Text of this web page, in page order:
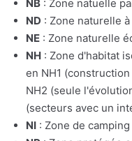
NB : Zone natuelle
ND : Zone naturelle
NE : Zone naturelle
NH : Zone d'habitat
en NH1
NH2 (seule
(secteurs avec un
NI : Zone de